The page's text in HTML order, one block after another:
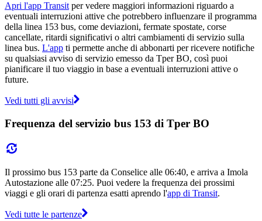
Apri l'app Transit per vedere maggiori informazioni riguardo a
eventuali interruzioni attive che potrebbero influenzare il programma
della linea 153 bus, come deviazioni, fermate spostate, corse
cancellate, ritardi significativi o altri cambiamenti di servizio sulla
linea bus. L'app ti permette anche di abbonarti per ricevere notifiche
su qualsiasi avviso di servizio emesso da Tper BO, così puoi
pianificare il tuo viaggio in base a eventuali interruzioni attive o
future.
Vedi tutti gli avvisi
Frequenza del servizio bus 153 di Tper BO
Il prossimo bus 153 parte da Conselice alle 06:40, e arriva a Imola
Autostazione alle 07:25. Puoi vedere la frequenza dei prossimi
viaggi e gli orari di partenza esatti aprendo l'app di Transit.
Vedi tutte le partenze